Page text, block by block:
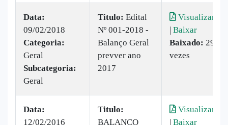
Data:
09/02/2018
Categoria:
Geral
Subcategoria:
Geral
Titulo: Edital
Nº 001-2018 -
Balanço Geral
prevver ano
2017
Visualizar
| Baixar
Baixado: 29
vezes
Data:
12/02/2016
Titulo:
BALANÇO
Visualizar
| Baixar